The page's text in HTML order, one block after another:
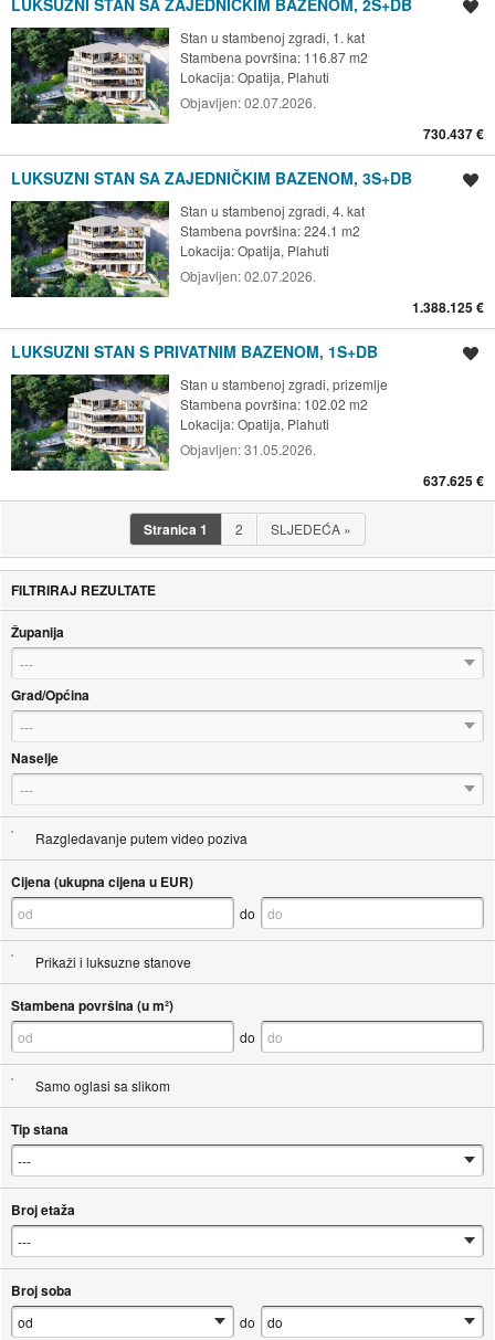
Stan u stambenoj zgradi, 1. kat
Stambena površina: 116.87 m2
Lokacija:Opatija, Plahuti
Objavljen:02.07.2026.
730.437 €
LUKSUZNI STAN SA ZAJEDNIČKIM BAZENOM, 3S+DB
Stan u stambenoj zgradi, 4. kat
Stambena površina: 224.1 m2
Lokacija:Opatija, Plahuti
Objavljen:02.07.2026.
1.388.125 €
LUKSUZNI STAN S PRIVATNIM BAZENOM, 1S+DB
Stan u stambenoj zgradi, prizemlje
Stambena površina: 102.02 m2
Lokacija:Opatija, Plahuti
Objavljen:31.05.2026.
637.625 €
Stranica1 2 SLJEDEĆA »
FILTRIRAJ REZULTATE
Županija
---
Grad/Općina
---
Naselje
---
Razgledavanje putem video poziva
Cijena (ukupna cijena u EUR)
do
Prikaži i luksuzne stanove
Stambena površina (u m²)
do
Samo oglasi sa slikom
Tip stana
Broj etaža
Broj soba
do